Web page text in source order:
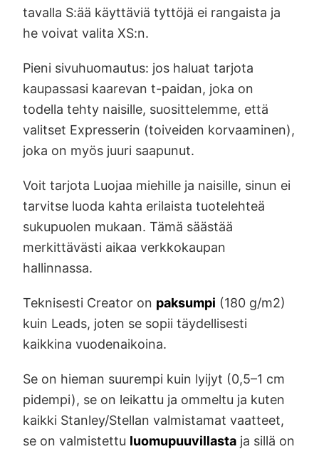
tavalla S:ää käyttäviä tyttöjä ei rangaista ja
he voivat valita XS:n.
Pieni sivuhuomautus: jos haluat tarjota
kaupassasi kaarevan t-paidan, joka on
todella tehty naisille, suosittelemme, että
valitset Expresserin (toiveiden korvaaminen),
joka on myös juuri saapunut.
Voit tarjota Luojaa miehille ja naisille, sinun ei
tarvitse luoda kahta erilaista tuotelehteä
sukupuolen mukaan. Tämä säästää
merkittävästi aikaa verkkokaupan
hallinnassa.
Teknisesti Creator on paksumpi (180 g/m2)
kuin Leads, joten se sopii täydellisesti
kaikkina vuodenaikoina.
Se on hieman suurempi kuin lyijyt (0,5–1 cm
pidempi), se on leikattu ja ommeltu ja kuten
kaikki Stanley/Stellan valmistamat vaatteet,
se on valmistettu luomupuuvillasta ja sillä on